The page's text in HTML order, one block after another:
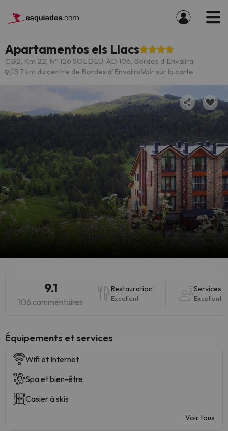
Apartamentos els Llacs
CG2, Km 22, Nº 126 SOLDEU, AD 106, Bordes d'Envalira
5.7 km du centre de Bordes d'EnvaliraVoir sur la carte
9.1
106 commentaires
Restauration
Excellent
Services
Excellent
​Équipements et services
Wifi et Internet
Spa et bien-être
Casier à skis
Voir tous